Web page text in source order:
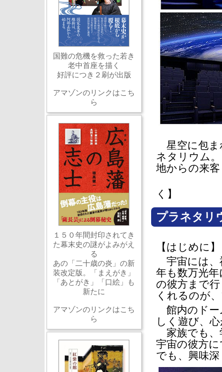
星空に包ま
ネタリウム
地からの来
く】
プラネタ
【はじめに】
宇宙には、
年も数万光
の彼方まで
くれるのが
館内のドー
しく遊び、
家族でも、
宇宙の彼方
でも、興味
国難の危機を救った若き
老中首座を描く
好評につき２刷が出版
アマゾンのリンクはこち
ら
１５０年間封印されてき
た幕末史の謎がよみがえ
る
あの「二十歳の炎」の新
装改定版。「まえがき」
「あとがき」「口絵」も
新たに
アマゾンのリンクはこち
ら